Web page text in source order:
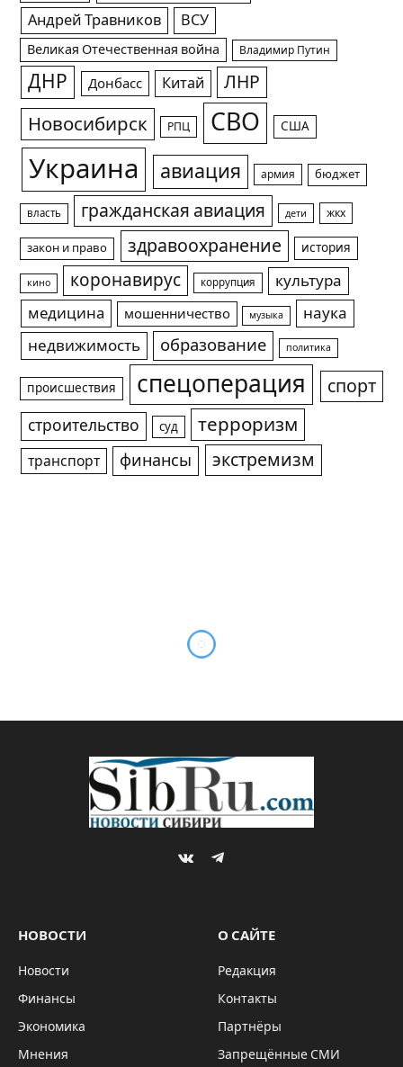
Андрей Травников ВСУ
Великая Отечественная война Владимир Путин
ДНР Донбасс Китай ЛНР
Новосибирск РПЦ СВО США
Украина авиация армия бюджет
власть гражданская авиация дети жкх
закон и право здравоохранение история
кино коронавирус коррупция
культура
медицина
мошенничество музыка
наука
недвижимость
образование политика
происшествия спецоперация спорт
строительство суд терроризм
транспорт финансы экстремизм
VKontakteTelegram
НОВОСТИ
Новости
Финансы
Экономика
Мнения
О САЙТЕ
Редакция
Контакты
Партнёры
Запрещённые СМИ